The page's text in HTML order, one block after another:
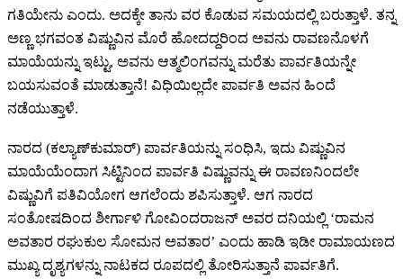
ಗತಿಯೇನು ಎಂದು. ಅದಕ್ಕೇ ತಾನು ವರ ಕೊಡುವ ಸಮಯದಲ್ಲಿ ಬರುತ್ತಾಳೆ. ತನ್ನ
ಅಣ್ಣ ಭಗವಂತ ವಿಷ್ಣುವಿನ ಮೊರೆ ಹೋದದ್ದರಿಂದ ಅವನು ರಾವಣನೊಳಗೆ
ಮಾಯೆಯನ್ನು ಇಟ್ಟು, ಅವನು ಆತ್ಮಲಿಂಗವನ್ನು ಮರೆತು ಪಾರ್ವತಿಯನ್ನೇ
ಬಯಸುವಂತೆ ಮಾಡುತ್ತಾನೆ! ವಿಧಿಯಿಲ್ಲದೇ ಪಾರ್ವತಿ ಅವನ ಹಿಂದೆ
ನಡೆಯುತ್ತಾಳೆ.
ನಾರದ (ಕಲ್ಯಾಣ್‍ಕುಮಾರ್) ಪಾರ್ವತಿಯನ್ನು ಸಂಧಿಸಿ, ಇದು ವಿಷ್ಣುವಿನ
ಮಾಯೆಯೆಂದಾಗ ಸಿಟ್ಟಿನಿಂದ ಪಾರ್ವತಿ ವಿಷ್ಣುವನ್ನು ಈ ರಾವಣನಿಂದಲೇ
ವಿಷ್ಣುವಿಗೆ ಪತಿವಿಯೋಗ ಆಗಲೆಂದು ಶಪಿಸುತ್ತಾಳೆ. ಆಗ ನಾರದ
ಸಂತೋಷದಿಂದ ಶೀರ್ಗಾಳಿ ಗೋವಿಂದರಾಜನ್ ಅವರ ದನಿಯಲ್ಲಿ ‘ರಾಮನ
ಅವತಾರ ರಘುಕುಲ ಸೋಮನ ಅವತಾರ’ ಎಂದು ಹಾಡಿ ಇಡೀ ರಾಮಾಯಣದ
ಮುಖ್ಯ ದೃಶ್ಯಗಳನ್ನು ನಾಟಕದ ರೂಪದಲ್ಲಿ ತೋರಿಸುತ್ತಾನೆ ಪಾರ್ವತಿಗೆ.